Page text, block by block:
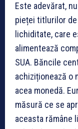
Este adevărat,
pieței titlurilor
lichiditate, care
alimentează
SUA. Băncile
achiziționează o
acea monedă.
măsură ce se
aceasta rămâne